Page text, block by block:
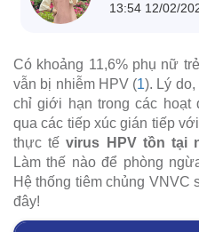
13:54 12/02/
Có khoảng 11,6% phụ nữ
vẫn bị nhiễm HPV (1). Lý
chỉ giới hạn trong các hoạt
qua các tiếp xúc gián tiếp
thực tếvirus HPV tồn tại
Làm thế nào để phòng
Hệ thống tiêm chủng VNVC
đây!